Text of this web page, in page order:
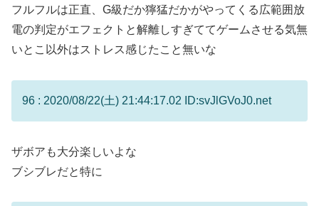
フルフルは正直、G級だか獰猛だかがやってくる広範囲放
電の判定がエフェクトと解離しすぎててゲームさせる気無
いとこ以外はストレス感じたこと無いな
96 : 2020/08/22(土) 21:44:17.02 ID:svJlGVoJ0.net
ザボアも大分楽しいよな
ブシブレだと特に